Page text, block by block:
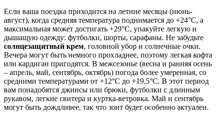
Если ваша поездка приходится на летние месяцы (июнь-
август), когда средняя температура поднимается до +24°C, а
максимальная может достигать +29°C, упакуйте легкую и
дышащую одежду: футболки, шорты, сарафаны. Не забудьте
солнцезащитный крем, головной убор и солнечные очки.
Вечера могут быть немного прохладнее, поэтому легкая кофта
или кардиган пригодятся. В межсезонье (весна и ранняя осень
– апрель, май, сентябрь, октябрь) погода более умеренная, со
средними температурами от +12°C до +19.5°C. В этот период
вам понадобятся джинсы или брюки, футболки с длинным
рукавом, легкие свитера и куртка-ветровка. Май и сентябрь
могут быть дождливее, так что зонт будет особенно актуален.